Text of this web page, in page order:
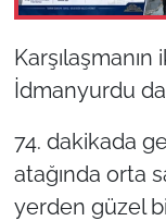
Karşılaşmanın
İdmanyurdu
74. dakikada
atağında orta
yerden güzel